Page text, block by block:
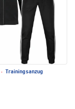
·
Trainingsanzug